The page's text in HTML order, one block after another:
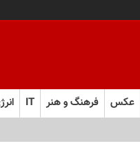
عکس فرهنگ و هنر IT